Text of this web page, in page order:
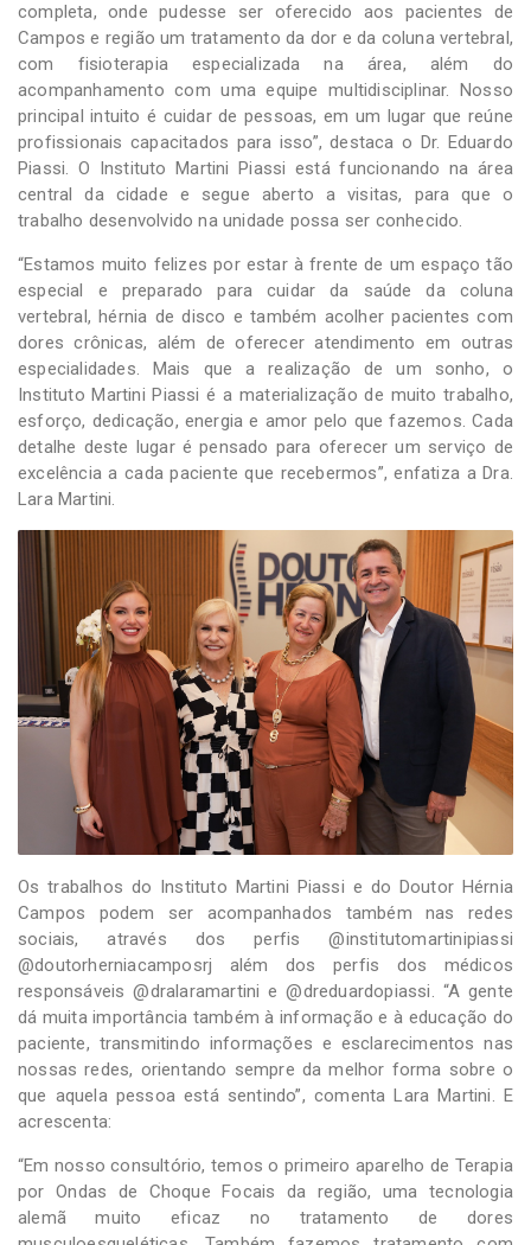
completa, onde pudesse ser oferecido aos pacientes de
Campos e região um tratamento da dor e da coluna vertebral,
com fisioterapia especializada na área, além do
acompanhamento com uma equipe multidisciplinar. Nosso
principal intuito é cuidar de pessoas, em um lugar que reúne
profissionais capacitados para isso”, destaca o Dr. Eduardo
Piassi. O Instituto Martini Piassi está funcionando na área
central da cidade e segue aberto a visitas, para que o
trabalho desenvolvido na unidade possa ser conhecido.
“Estamos muito felizes por estar à frente de um espaço tão
especial e preparado para cuidar da saúde da coluna
vertebral, hérnia de disco e também acolher pacientes com
dores crônicas, além de oferecer atendimento em outras
especialidades. Mais que a realização de um sonho, o
Instituto Martini Piassi é a materialização de muito trabalho,
esforço, dedicação, energia e amor pelo que fazemos. Cada
detalhe deste lugar é pensado para oferecer um serviço de
excelência a cada paciente que recebermos”, enfatiza a Dra.
Lara Martini.
Os trabalhos do Instituto Martini Piassi e do Doutor Hérnia
Campos podem ser acompanhados também nas redes
sociais, através dos perfis @institutomartinipiassi
@doutorherniacamposrj além dos perfis dos médicos
responsáveis @dralaramartini e @dreduardopiassi. “A gente
dá muita importância também à informação e à educação do
paciente, transmitindo informações e esclarecimentos nas
nossas redes, orientando sempre da melhor forma sobre o
que aquela pessoa está sentindo”, comenta Lara Martini. E
acrescenta:
“Em nosso consultório, temos o primeiro aparelho de Terapia
por Ondas de Choque Focais da região, uma tecnologia
alemã muito eficaz no tratamento de dores